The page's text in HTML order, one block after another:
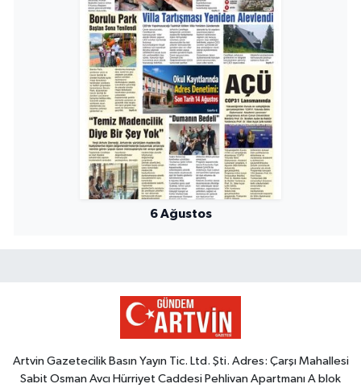
6 Ağustos
Artvin Gazetecilik Basın Yayın Tic. Ltd. Şti. Adres: Çarşı Mahallesi
Sabit Osman Avcı Hürriyet Caddesi Pehlivan Apartmanı A blok